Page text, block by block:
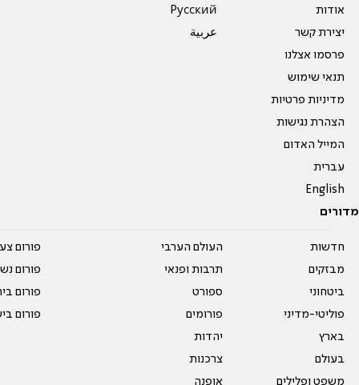
אודות
יצירת קשר
פרסמו אצלנו
תנאי שימוש
מדיניות פרטיות
הצהרת נגישות
המייל האדום
עברית
English
Pусский
عربية
מדורים
חדשות
מבזקים
ביטחוני
פוליטי-מדיני
בארץ
בעולם
משפט ופלילים
העולם הערבי
תרבות ופנאי
ספורט
פורומים
יהדות
צרכנות
אופנה
פורום
פורום
פורום
פורום